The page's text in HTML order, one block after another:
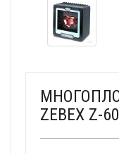
ZEBEX Z-